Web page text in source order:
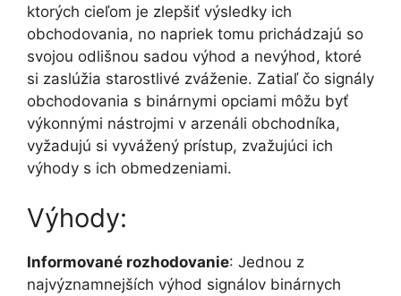
ktorých cieľom je zlepšiť výsledky ich
obchodovania, no napriek tomu prichádzajú so
svojou odlišnou sadou výhod a nevýhod, ktoré
si zaslúžia starostlivé zváženie. Zatiaľ čo signály
obchodovania s binárnymi opciami môžu byť
výkonnými nástrojmi v arzenáli obchodníka,
vyžadujú si vyvážený prístup, zvažujúci ich
výhody s ich obmedzeniami.
Výhody:
Informované rozhodovanie: Jednou z
najvýznamnejších výhod signálov binárnych